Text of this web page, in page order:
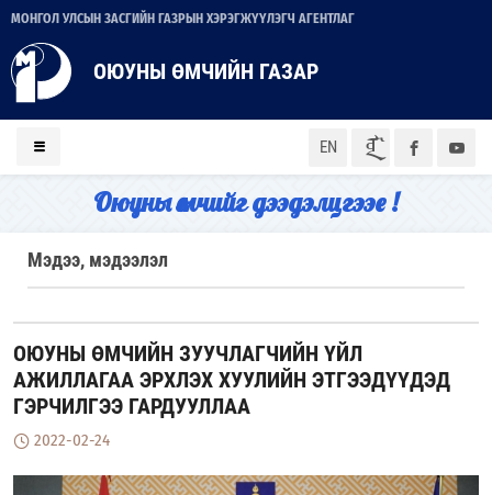
МОНГОЛ УЛСЫН ЗАСГИЙН ГАЗРЫН ХЭРЭГЖҮҮЛЭГЧ АГЕНТЛАГ
ОЮУНЫ ӨМЧИЙН ГАЗАР
EN ᠮᠣᠨ
Оюуны өмчийг дээдэлцгээе !
Мэдээ, мэдээлэл
ОЮУНЫ ӨМЧИЙН ЗУУЧЛАГЧИЙН ҮЙЛ
АЖИЛЛАГАА ЭРХЛЭХ ХУУЛИЙН ЭТГЭЭДҮҮДЭД
ГЭРЧИЛГЭЭ ГАРДУУЛЛАА
2022-02-24